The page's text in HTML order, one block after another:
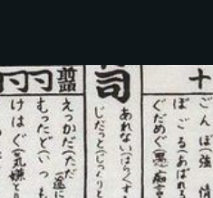
ン
ツ
へ
ス
キ
ッ
プ
22
POSTS-
3
COMMENTS-
9
13
12
7
5
5
8